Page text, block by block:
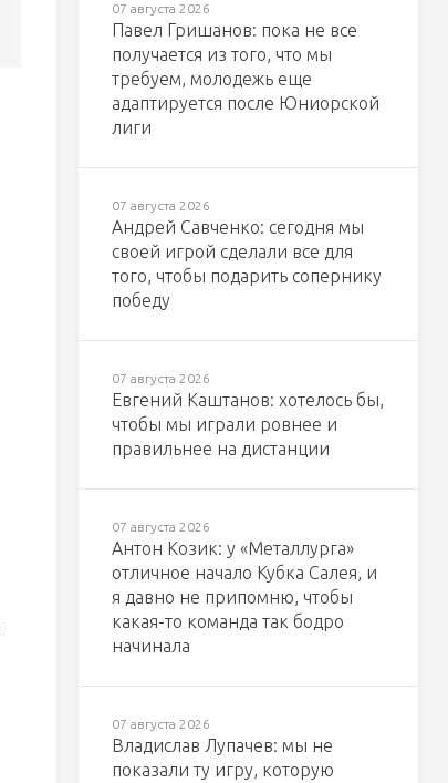
07 августа 2026
Павел Гришанов: пока не все
получается из того, что мы
требуем, молодежь еще
адаптируется после Юниорской
лиги
07 августа 2026
Андрей Савченко: сегодня мы
своей игрой сделали все для
того, чтобы подарить сопернику
победу
07 августа 2026
Евгений Каштанов: хотелось бы,
чтобы мы играли ровнее и
правильнее на дистанции
07 августа 2026
Антон Козик: у «Металлурга»
отличное начало Кубка Салея, и
я давно не припомню, чтобы
какая-то команда так бодро
начинала
07 августа 2026
Владислав Лупачев: мы не
показали ту игру, которую